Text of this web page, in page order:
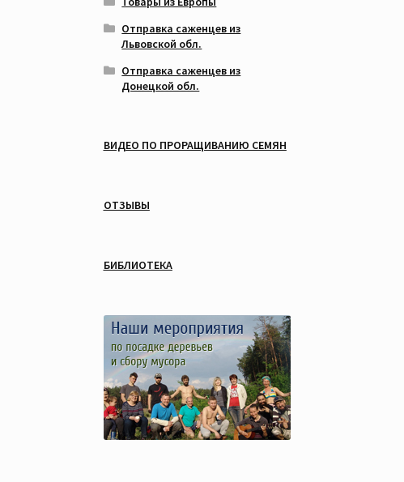
Отправка саженцев из
Львовской обл.
Отправка саженцев из
Донецкой обл.
ВИДЕО ПО ПРОРАЩИВАНИЮ СЕМЯН
ОТЗЫВЫ
БИБЛИОТЕКА